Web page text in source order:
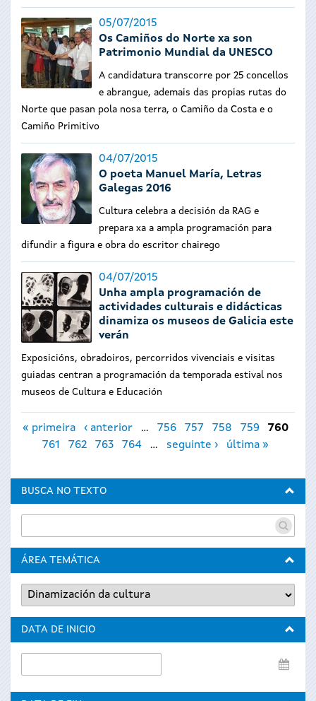
05/07/2015
Os Camiños do Norte xa son
Patrimonio Mundial da UNESCO
A candidatura transcorre por 25 concellos
e abrangue, ademais das propias rutas do
Norte que pasan pola nosa terra, o Camiño da Costa e o
Camiño Primitivo
04/07/2015
O poeta Manuel María, Letras
Galegas 2016
Cultura celebra a decisión da RAG e
prepara xa a ampla programación para
difundir a figura e obra do escritor chairego
04/07/2015
Unha ampla programación de
actividades culturais e didácticas
dinamiza os museos de Galicia este
verán
Exposicións, obradoiros, percorridos vivenciais e visitas
guiadas centran a programación da temporada estival nos
museos de Cultura e Educación
Páxinas
« primeira ‹ anterior … 756 757 758 759
760
761
762 763 764 … seguinte › última »
BUSCA NO TEXTO
ÁREA TEMÁTICA
DATA DE INICIO
de